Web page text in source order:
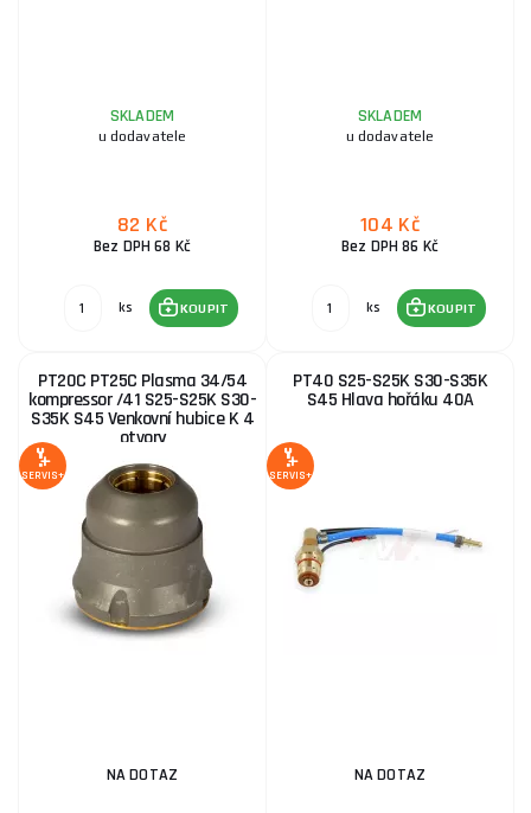
SKLADEM
u dodavatele
82 Kč
Bez DPH 68 Kč
ks KOUPIT
SKLADEM
u dodavatele
104 Kč
Bez DPH 86 Kč
ks KOUPIT
PT20C PT25C Plasma 34/54
kompressor /41 S25-S25K S30-
S35K S45 Venkovní hubice K 4
otvory
SERVIS+
NA DOTAZ
PT40 S25-S25K S30-S35K
S45 Hlava hořáku 40A
SERVIS+
NA DOTAZ